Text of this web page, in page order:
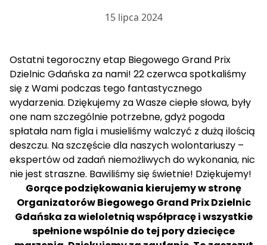
15 lipca 2024
Ostatni tegoroczny etap Biegowego Grand Prix
Dzielnic Gdańska za nami! 22 czerwca spotkaliśmy
się z Wami podczas tego fantastycznego
wydarzenia. Dziękujemy za Wasze ciepłe słowa, były
one nam szczególnie potrzebne, gdyż pogoda
spłatała nam figla i musieliśmy walczyć z dużą ilością
deszczu. Na szczęście dla naszych wolontariuszy –
ekspertów od zadań niemożliwych do wykonania, nic
nie jest straszne. Bawiliśmy się świetnie! Dziękujemy!
Gorące podziękowania kierujemy w stronę
Organizatorów Biegowego Grand Prix Dzielnic
Gdańska za wieloletnią współpracę i wszystkie
spełnione wspólnie do tej pory dziecięce